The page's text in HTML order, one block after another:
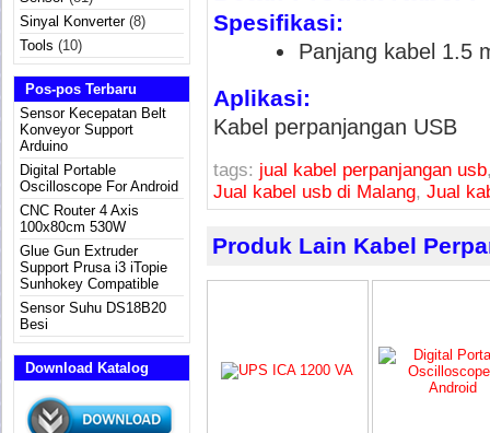
Sinyal Konverter(8)
Tools (10)
Pos-pos Terbaru
Sensor Kecepatan Belt
Konveyor Support
Arduino
Digital Portable
Oscilloscope For Android
CNC Router 4 Axis
100x80cm 530W
Glue Gun Extruder
Support Prusa i3 iTopie
Sunhokey Compatible
Sensor Suhu DS18B20
Besi
Download Katalog
Spesifikasi:
Panjang kabel 1.5
Aplikasi:
Kabel perpanjangan USB
tags: jual kabel perpanjangan usb
Jual kabel usb di Malang, Jual
Produk Lain Kabel